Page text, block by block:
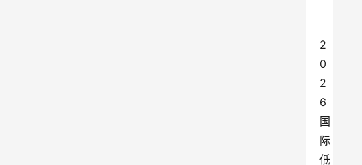
2
0
2
6
国
际
低